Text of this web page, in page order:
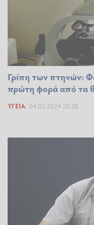
Γρίπη των πτηνών:
πρώτη φορά από τα
ΥΓΕΊΑ 04.05.2024 20:28